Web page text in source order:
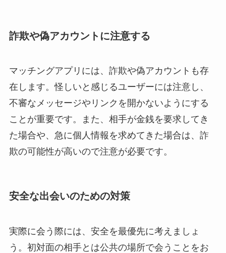
詐欺や偽アカウントに注意する
マッチングアプリには、詐欺や偽アカウントも存
在します。怪しいと感じるユーザーには注意し、
不審なメッセージやリンクを開かないようにする
ことが重要です。また、相手が金銭を要求してき
た場合や、急に個人情報を求めてきた場合は、詐
欺の可能性が高いので注意が必要です。
安全な出会いのための対策
実際に会う際には、安全を最優先に考えましょ
う。初対面の相手とは公共の場所で会うことをお